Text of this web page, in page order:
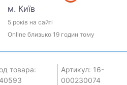
м. Київ
5 років на сайті
Online близько 19 годин тому
товара:
Артикул: 16-
000230074